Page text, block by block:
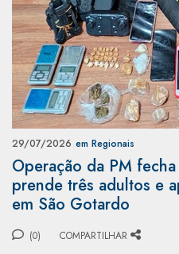
29/07/2026 em Regionais
Operação da PM
prende três adultos e
em São Gotardo
(0) COMPARTILHAR